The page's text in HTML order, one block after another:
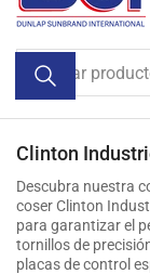
Buscar
productos
Clinton
Descubra nuestra
coser Clinton
para garantizar el
tornillos de
placas de control